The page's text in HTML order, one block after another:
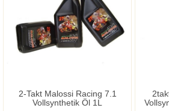
2-Takt Malossi Racing 7.1
Vollsynthetik Öl 1L